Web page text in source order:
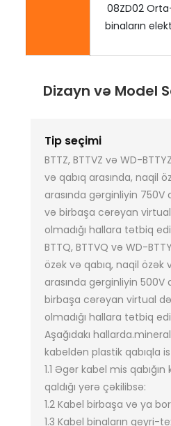
08ZD02
binaların
Dizayn və Model
Tip seçimi
BTTZ, BTTVZ və WD-
və qabıq arasında, naqil
arasında gərginliyin
və birbaşa cərəyan
olmadığı hallara tətbiq
BTTQ, BTTVQ və WD-
özək və qabıq, naqil
arasında gərginliyin
birbaşa cərəyan virtual
olmadığı hallara tətbiq
Aşağıdakı
kabeldən plastik qabıqla
1.1 Əgər kabel mis
qaldığı yerə çəkilibsə:
1.2 Kabel birbaşa və ya
1.3 Kabel binaların qeyri-